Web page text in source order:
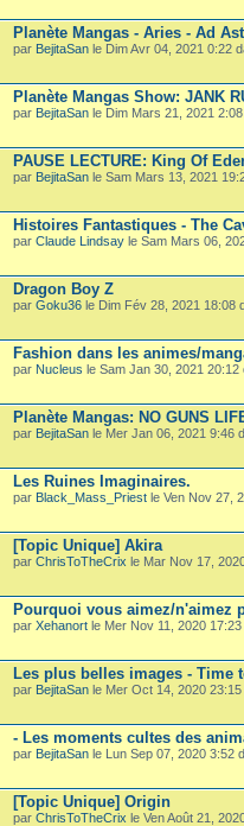
Planète Mangas - Aries - Ad
par BejitaSan le Dim Avr 04, 2021 0:22
Planète Mangas Show: JANK
par BejitaSan le Dim Mars 21, 2021
PAUSE LECTURE: King Of
par BejitaSan le Sam Mars 13, 2021
Histoires Fantastiques - The
par Claude Lindsay le Sam Mars 06,
Dragon Boy Z
par Goku36 le Dim Fév 28, 2021 18:08
Fashion dans les animes/
par Nucleus le Sam Jan 30, 2021
Planète Mangas: NO GUNS
par BejitaSan le Mer Jan 06, 2021 9:46
Les Ruines Imaginaires.
par Black_Mass_Priest le Ven Nov 27,
[Topic Unique] Akira
par ChrisToTheCrix le Mar Nov 17,
Pourquoi vous aimez/n'aimez
par Xehanort le Mer Nov 11, 2020
Les plus belles images - Time
par BejitaSan le Mer Oct 14, 2020
- Les moments cultes des
par BejitaSan le Lun Sep 07, 2020 3:52
[Topic Unique] Origin
par ChrisToTheCrix le Ven Août 21,